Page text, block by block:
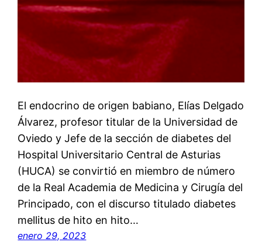
El endocrino de origen babiano, Elías Delgado
Álvarez, profesor titular de la Universidad de
Oviedo y Jefe de la sección de diabetes del
Hospital Universitario Central de Asturias
(HUCA) se convirtió en miembro de número
de la Real Academia de Medicina y Cirugía del
Principado, con el discurso titulado diabetes
mellitus de hito en hito…
enero 29, 2023